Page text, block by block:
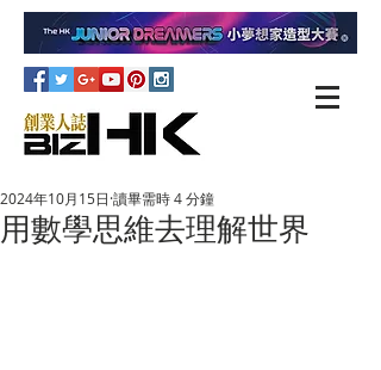
用數學思維去理解世界
2024年10月15日 讀畢需時 4 分鐘